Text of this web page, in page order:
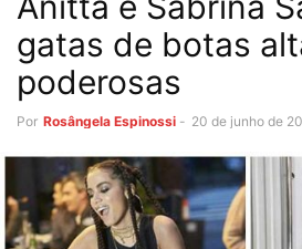
gatas de botas
poderosas
Por Rosângela Espinossi - 20 de junho de